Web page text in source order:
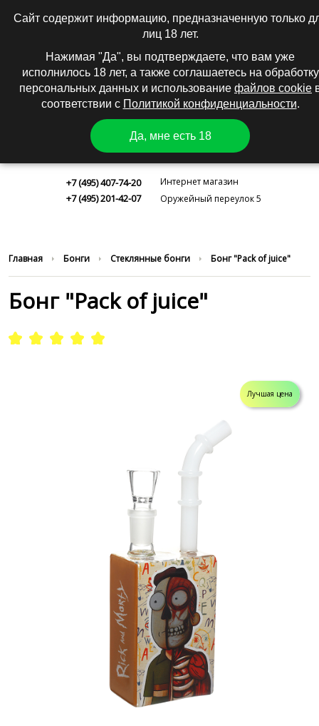
Сайт содержит информацию, предназначенную только
лиц 18 лет.
Нажимая "Да", вы подтверждаете, что вам уже
исполнилось 18 лет, а также соглашаетесь на обработку
персональных данных и использование файлов cookie
соответствии с Политикой конфиденциальности.
Да, мне есть 18
+7 (495) 407-74-20
+7 (495) 201-42-07
Интернет магазин
Оружейный переулок 5
Главная Бонги Стеклянные бонги Бонг "Pack of juice"
Бонг "Pack of juice"
Лучшая цена